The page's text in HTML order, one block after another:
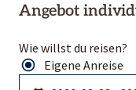
Angebot
Wie willst du reisen?
Eigene Anreise